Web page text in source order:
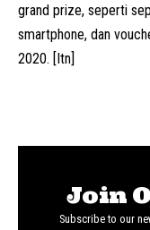
grand prize, seperti
smartphone, dan
2020. [Itn]
Join
Subscribe to our